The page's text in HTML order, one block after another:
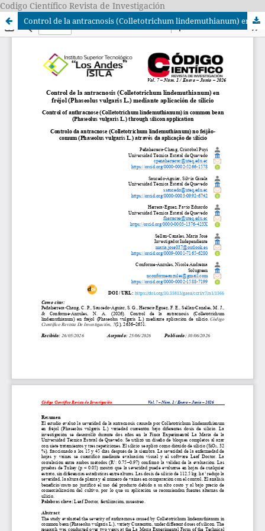
Codigo Científico Revista de Investigación
Control de la antracnosis (Colletotrichum lindemuthianum) en fréjol (Phaseolus vulgaris L.) mediante aplicación de silicio